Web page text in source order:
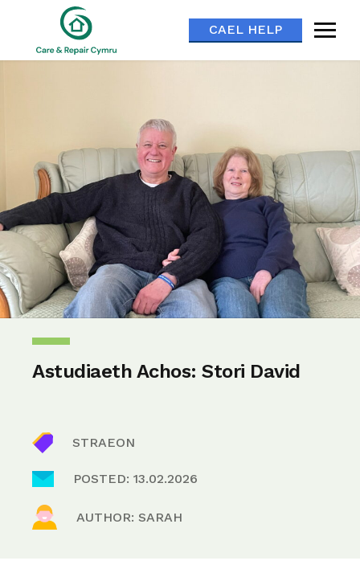
CAEL HELP
Astudiaeth Achos: Stori David
STRAEON
POSTED: 13.02.2026
AUTHOR: SARAH